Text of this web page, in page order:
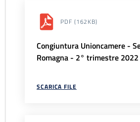
PDF (162KB)
Congiuntura Unioncamere -
Romagna - 2° trimestre 2022
SCARICA FILE